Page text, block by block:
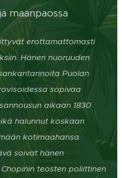
maanpaossa
erottamattomasti
Hänen nuoruuden
Puolan
sopivaa
aikaan 1830
halunnut koskaan
kotimaahansa.
soivat hänen
teosten poliittinen